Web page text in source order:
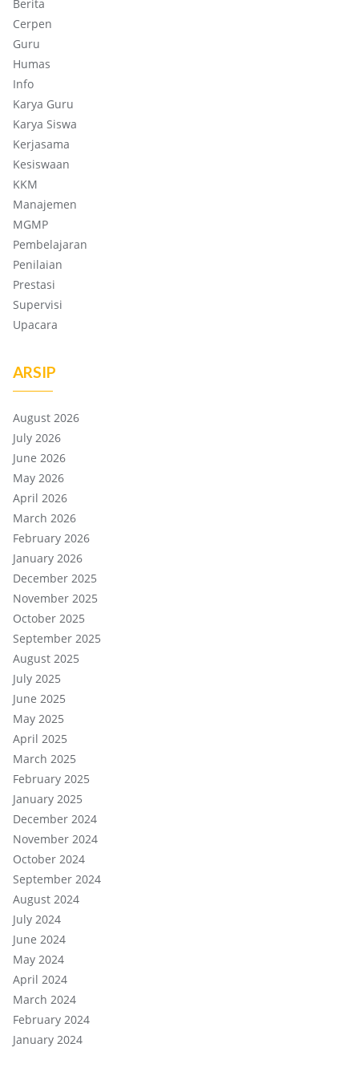
Berita
Cerpen
Guru
Humas
Info
Karya Guru
Karya Siswa
Kerjasama
Kesiswaan
KKM
Manajemen
MGMP
Pembelajaran
Penilaian
Prestasi
Supervisi
Upacara
ARSIP
August 2026
July 2026
June 2026
May 2026
April 2026
March 2026
February 2026
January 2026
December 2025
November 2025
October 2025
September 2025
August 2025
July 2025
June 2025
May 2025
April 2025
March 2025
February 2025
January 2025
December 2024
November 2024
October 2024
September 2024
August 2024
July 2024
June 2024
May 2024
April 2024
March 2024
February 2024
January 2024